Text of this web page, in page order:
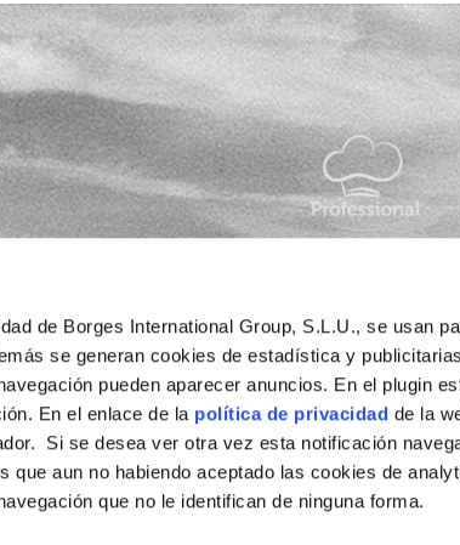
de Borges International Group, S.L.U., se usan
se generan cookies de estadística y
pueden aparecer anuncios. En el plugin
En el enlace de la política de privacidad de la
Si se desea ver otra vez esta notificación
que aun no habiendo aceptado las cookies de
que no le identifican de ninguna forma.